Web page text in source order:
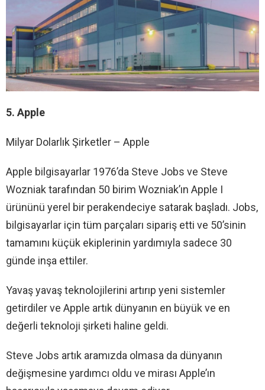
5. Apple
Milyar Dolarlık Şirketler – Apple
Apple bilgisayarlar 1976’da Steve Jobs ve Steve
Wozniak tarafından 50 birim Wozniak’ın Apple I
ürününü yerel bir perakendeciye satarak başladı. Jobs,
bilgisayarlar için tüm parçaları sipariş etti ve 50’sinin
tamamını küçük ekiplerinin yardımıyla sadece 30
günde inşa ettiler.
Yavaş yavaş teknolojilerini artırıp yeni sistemler
getirdiler ve Apple artık dünyanın en büyük ve en
değerli teknoloji şirketi haline geldi.
Steve Jobs artık aramızda olmasa da dünyanın
değişmesine yardımcı oldu ve mirası Apple’ın